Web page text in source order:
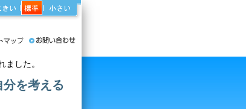
した。
分を考える